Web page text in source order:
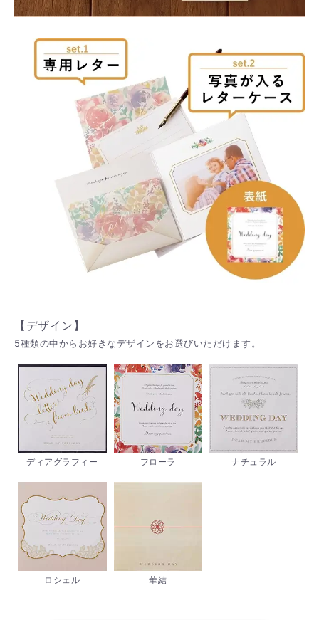
【デザイン】
5種類の中からお好きなデザインをお選びいただけます。
ディアグラフィー フローラ ナチュラル
ロシェル 華結